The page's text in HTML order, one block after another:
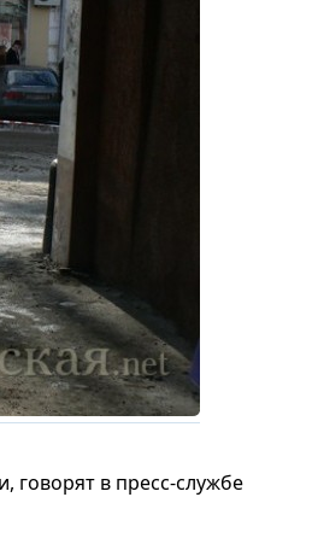
говорят в пресс-службе